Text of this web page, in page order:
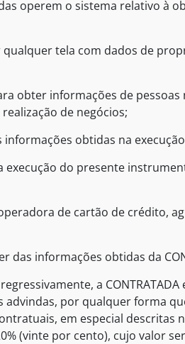
operem o sistema relativo à
tela com dados de
obter informações de
de negócios;
informações obtidas na
do presente
de cartão de crédito,
informações obtidas da
regressivamente, a
por qualquer forma
em especial
(vinte por cento), cujo valor